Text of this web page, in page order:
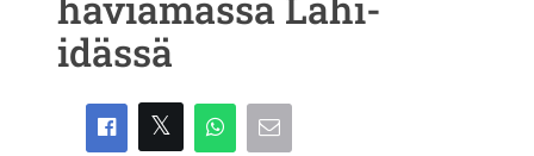
idässä